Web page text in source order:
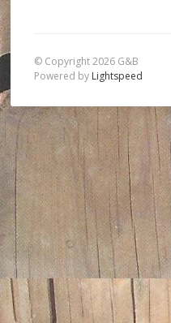
© Copyright 2026 G&B
Powered by Lightspeed